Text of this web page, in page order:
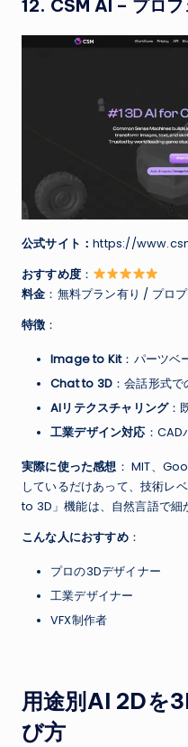
12. CSM AI – プロ
公式サイト：https://
おすすめ度 ：
料金 ：無料プラン有り / プロ
特徴 ：
Image to Kit：パーツベ
Chat to 3D ：会話形式
AIリテクスチャリング：
工業デザイン対応 ：
実際に使った感想 ： MIT、
しているだけあって、技術レ
to 3D」機能は、自然言語で細
こんな人におすすめ：
プロの3Dデザイナー
工業デザイナー
VFX制作者
用途別AI 2Dを
び方